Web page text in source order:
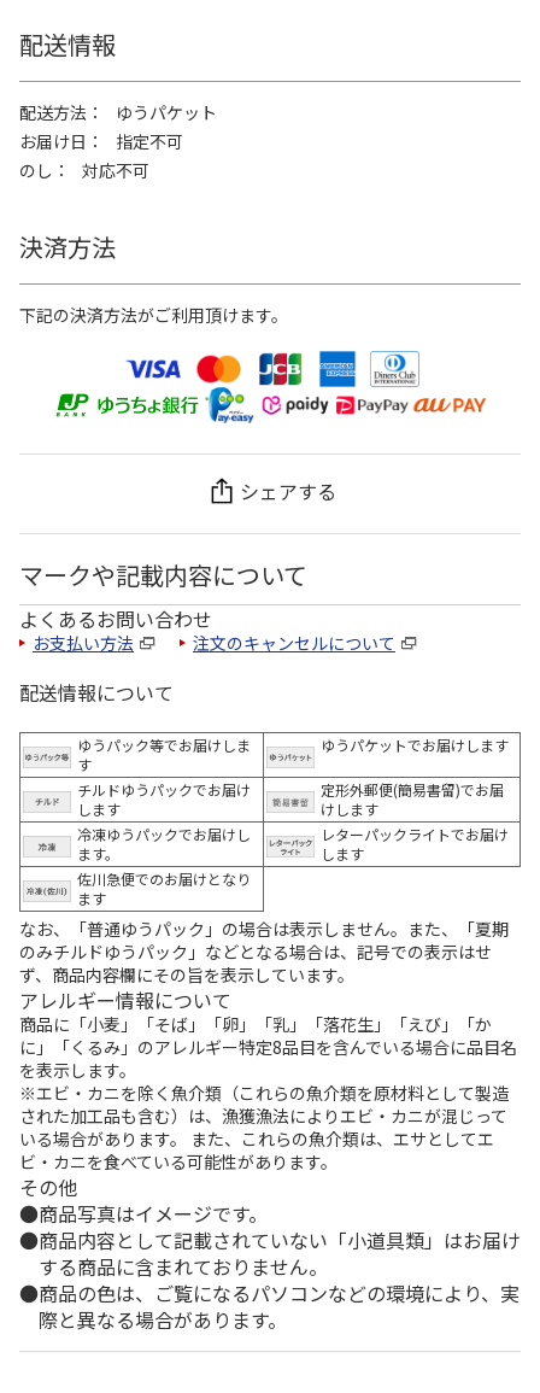
配送情報
配送方法
ゆうパケット
お届け日
指定不可
のし
対応不可
決済方法
下記の決済方法がご利用頂けます。
シェアする
マークや記載内容について
よくあるお問い合わせ
お支払い方法 注文のキャンセルについて
配送情報について
ゆうパック等でお届けしま
す
ゆうパケットでお届けします
チルドゆうパックでお届け
します
定形外郵便(簡易書留)でお届
けします
冷凍ゆうパックでお届けし
ます。
レターパックライトでお届け
します
佐川急便でのお届けとなり
ます
なお、「普通ゆうパック」の場合は表示しません。また、「夏期
のみチルドゆうパック」などとなる場合は、記号での表示はせ
ず、商品内容欄にその旨を表示しています。
アレルギー情報について
商品に「小麦」「そば」「卵」「乳」「落花生」「えび」「か
に」「くるみ」のアレルギー特定8品目を含んでいる場合に品目名
を表示します。
※エビ・カニを除く魚介類（これらの魚介類を原材料として製造
された加工品も含む）は、漁獲漁法によりエビ・カニが混じって
いる場合があります。 また、これらの魚介類は、エサとしてエ
ビ・カニを食べている可能性があります。
その他
商品写真はイメージです。
商品内容として記載されていない「小道具類」はお届け
する商品に含まれておりません。
商品の色は、ご覧になるパソコンなどの環境により、実
際と異なる場合があります。